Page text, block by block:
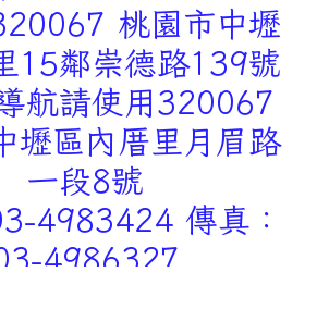
桃園市中壢
15鄰崇德路139號
航請使用320067
壢區內厝里月眉路
一段8號
4983424 傳真：
4986327